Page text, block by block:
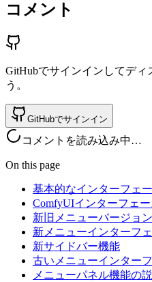
コメント
GitHubでサインインしてディ
う。
GitHubでサインイン
コメントを読み込み中…
On this page
基本的なインターフェ
ComfyUIインターフェ
新旧メニューバージョ
新メニューインターフ
新サイドバー機能
古いメニューインター
メニューパネル機能の